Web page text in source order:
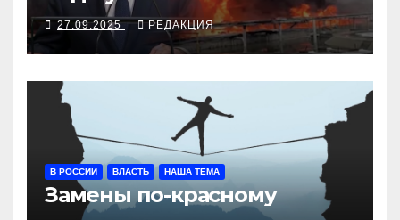
27.09.2025 РЕДАКЦИЯ
В РОССИИ ВЛАСТЬ НАША ТЕМА
Замены по-красному